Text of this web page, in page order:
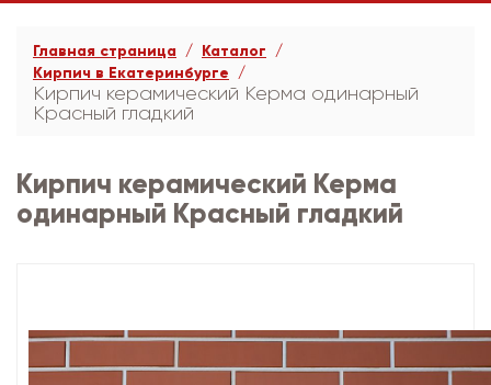
Главная страница
Каталог
Кирпич в Екатеринбурге
Кирпич керамический Керма одинарный
Красный гладкий
Кирпич керамический Керма
одинарный Красный гладкий